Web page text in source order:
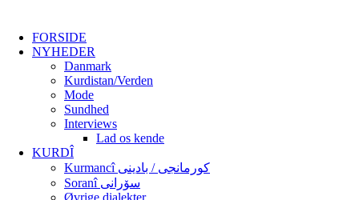
FORSIDE
NYHEDER
Danmark
Kurdistan/Verden
Mode
Sundhed
Interviews
Lad os kende
KURDÎ
Kurmancî کورمانجی / بادینی
Soranî سۆرانی
Øvrige dialekter